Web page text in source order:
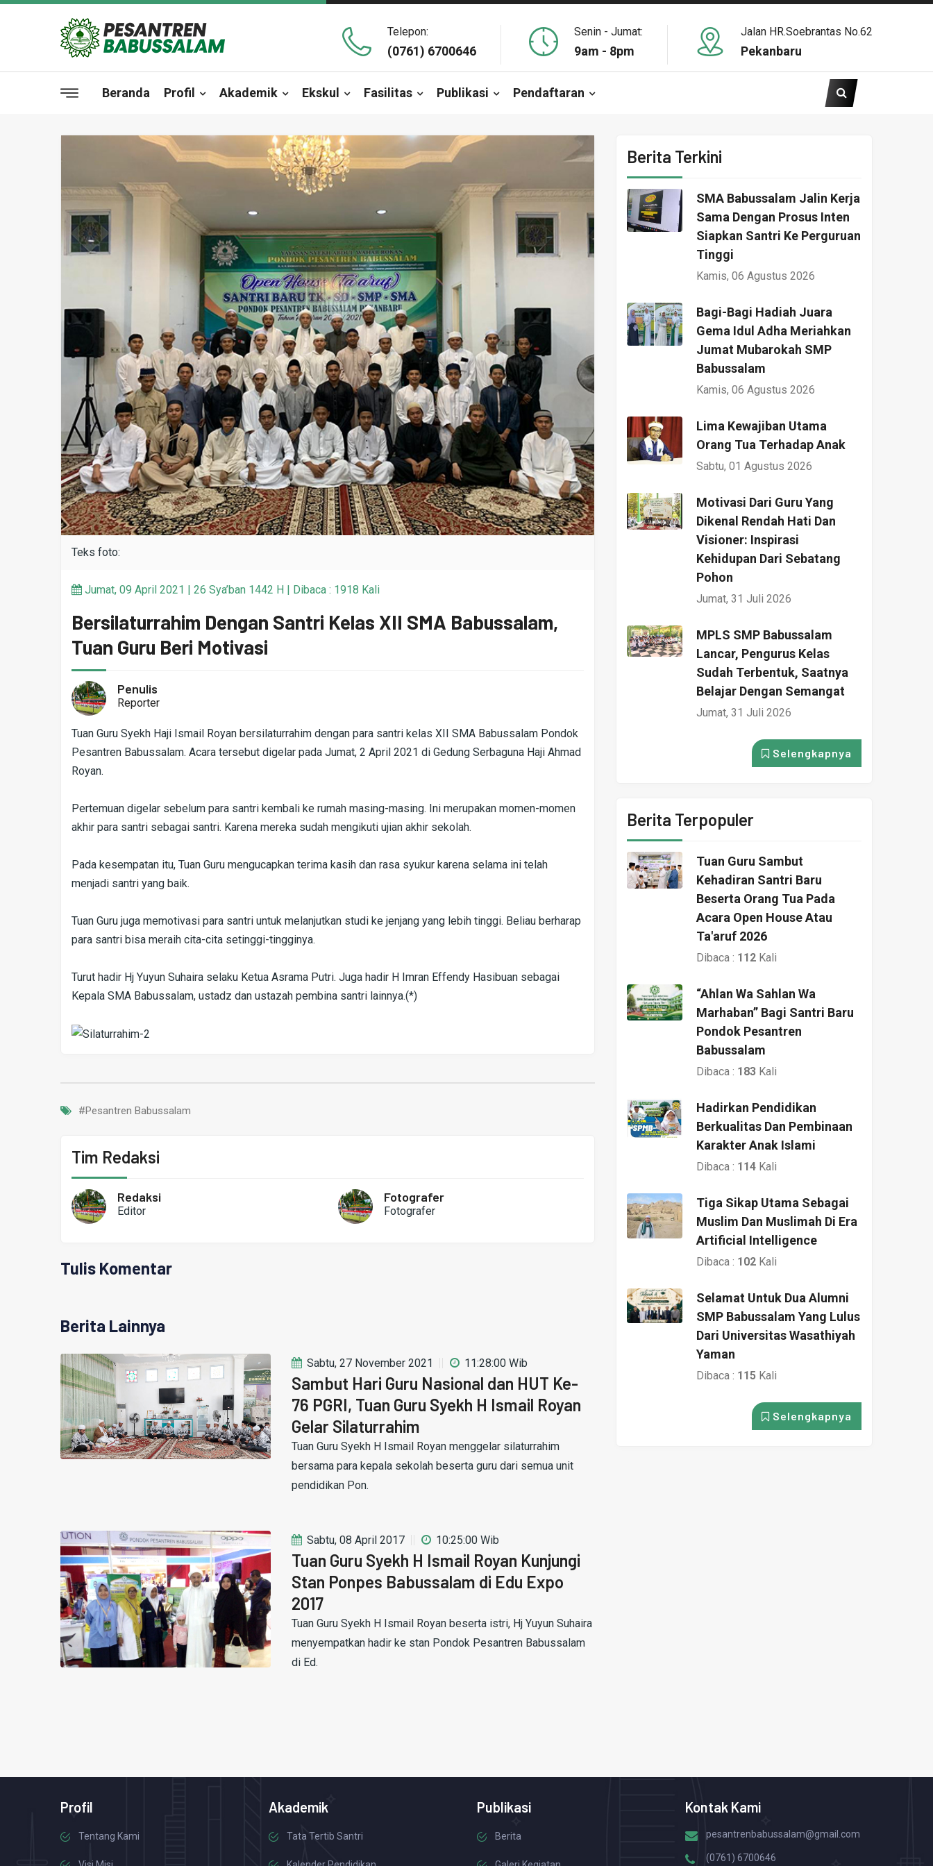
Telepon:
(0761) 6700646
Senin - Jumat:
9am - 8pm
Jalan HR.Soebrantas No.62
Pekanbaru
Beranda Profil Akademik Ekskul Fasilitas Publikasi Pendaftaran
Teks foto:
Jumat, 09 April 2021 | 26 Sya’ban 1442 H | Dibaca : 1918 Kali
Bersilaturrahim Dengan Santri Kelas XII SMA Babussalam,
Tuan Guru Beri Motivasi
Penulis
Reporter
Tuan Guru Syekh Haji Ismail Royan bersilaturrahim dengan para santri kelas XII SMA Babussalam Pondok
Pesantren Babussalam. Acara tersebut digelar pada Jumat, 2 April 2021 di Gedung Serbaguna Haji Ahmad
Royan.
Pertemuan digelar sebelum para santri kembali ke rumah masing-masing. Ini merupakan momen-momen
akhir para santri sebagai santri. Karena mereka sudah mengikuti ujian akhir sekolah.
Pada kesempatan itu, Tuan Guru mengucapkan terima kasih dan rasa syukur karena selama ini telah
menjadi santri yang baik.
Tuan Guru juga memotivasi para santri untuk melanjutkan studi ke jenjang yang lebih tinggi. Beliau berharap
para santri bisa meraih cita-cita setinggi-tingginya.
Turut hadir Hj Yuyun Suhaira selaku Ketua Asrama Putri. Juga hadir H Imran Effendy Hasibuan sebagai
Kepala SMA Babussalam, ustadz dan ustazah pembina santri lainnya.(*)
#Pesantren Babussalam
Tim Redaksi
Redaksi
Editor
Fotografer
Fotografer
Tulis Komentar
Berita Lainnya
Sabtu, 27 November 2021 11:28:00 Wib
Sambut Hari Guru Nasional dan HUT Ke-
76 PGRI, Tuan Guru Syekh H Ismail Royan
Gelar Silaturrahim
Tuan Guru Syekh H Ismail Royan menggelar silaturrahim
bersama para kepala sekolah beserta guru dari semua unit
pendidikan Pon.
Sabtu, 08 April 2017 10:25:00 Wib
Tuan Guru Syekh H Ismail Royan Kunjungi
Stan Ponpes Babussalam di Edu Expo
2017
Tuan Guru Syekh H Ismail Royan beserta istri, Hj Yuyun Suhaira
menyempatkan hadir ke stan Pondok Pesantren Babussalam
di Ed.
Berita Terkini
SMA Babussalam Jalin Kerja
Sama Dengan Prosus Inten
Siapkan Santri Ke Perguruan
Tinggi
Kamis, 06 Agustus 2026
Bagi-Bagi Hadiah Juara
Gema Idul Adha Meriahkan
Jumat Mubarokah SMP
Babussalam
Kamis, 06 Agustus 2026
Lima Kewajiban Utama
Orang Tua Terhadap Anak
Sabtu, 01 Agustus 2026
Motivasi Dari Guru Yang
Dikenal Rendah Hati Dan
Visioner: Inspirasi
Kehidupan Dari Sebatang
Pohon
Jumat, 31 Juli 2026
MPLS SMP Babussalam
Lancar, Pengurus Kelas
Sudah Terbentuk, Saatnya
Belajar Dengan Semangat
Jumat, 31 Juli 2026
Selengkapnya
Berita Terpopuler
Tuan Guru Sambut
Kehadiran Santri Baru
Beserta Orang Tua Pada
Acara Open House Atau
Ta'aruf 2026
Dibaca : 112 Kali
“Ahlan Wa Sahlan Wa
Marhaban” Bagi Santri Baru
Pondok Pesantren
Babussalam
Dibaca : 183 Kali
Hadirkan Pendidikan
Berkualitas Dan Pembinaan
Karakter Anak Islami
Dibaca : 114 Kali
Tiga Sikap Utama Sebagai
Muslim Dan Muslimah Di Era
Artificial Intelligence
Dibaca : 102 Kali
Selamat Untuk Dua Alumni
SMP Babussalam Yang Lulus
Dari Universitas Wasathiyah
Yaman
Dibaca : 115 Kali
Selengkapnya
Profil
Tentang Kami
Akademik
Tata Tertib Santri
Publikasi
Berita
Kontak Kami
pesantrenbabussalam@gmail.com
(0761) 6700646